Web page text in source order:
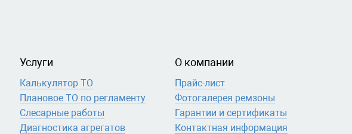
Услуги
Калькулятор ТО
Плановое ТО по регламенту
Слесарные работы
Диагностика агрегатов
О компании
Прайс-лист
Фотогалерея ремзоны
Гарантии и сертификаты
Контактная информация